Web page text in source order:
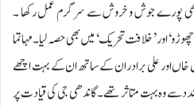
پر بھی پورے جوش وخروش سے سرگرم عمل رکھا ۔
اور ’خلافت تحریک‘ میں بھی حصہ لیا۔ مہاتما
خاں اور علی برادران کے ساتھ ان کے بہت اچھے
سے وہ بہت متاثر تھے۔ گاندھی جی کی قیادت پر